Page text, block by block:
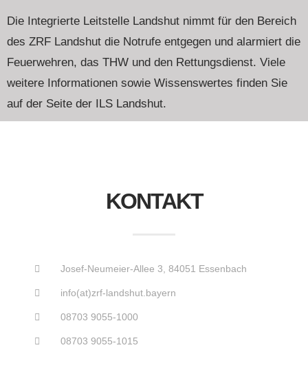
Die Integrierte Leitstelle Landshut nimmt für den Bereich
des ZRF Landshut die Notrufe entgegen und alarmiert die
Feuerwehren, das THW und den Rettungsdienst. Viele
weitere Informationen sowie Wissenswertes finden Sie
auf der Seite der ILS Landshut.
KONTAKT
Josef-Neumeier-Allee 3, 84051 Essenbach
info(at)zrf-landshut.bayern
08703 9055-1000
08703 9055-1015